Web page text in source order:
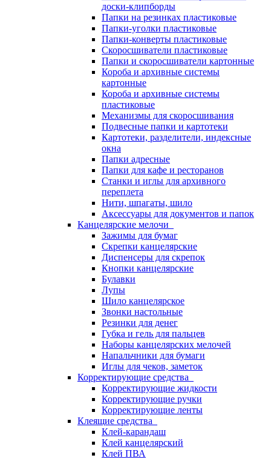
доски-клипборды
Папки на резинках пластиковые
Папки-уголки пластиковые
Папки-конверты пластиковые
Скоросшиватели пластиковые
Папки и скоросшиватели картонные
Короба и архивные системы
картонные
Короба и архивные системы
пластиковые
Механизмы для скоросшивания
Подвесные папки и картотеки
Картотеки, разделители, индексные
окна
Папки адресные
Папки для кафе и ресторанов
Станки и иглы для архивного
переплета
Нити, шпагаты, шило
Аксессуары для документов и папок
Канцелярские мелочи
Зажимы для бумаг
Скрепки канцелярские
Диспенсеры для скрепок
Кнопки канцелярские
Булавки
Лупы
Шило канцелярское
Звонки настольные
Резинки для денег
Губка и гель для пальцев
Наборы канцелярских мелочей
Напальчники для бумаги
Иглы для чеков, заметок
Корректирующие средства
Корректирующие жидкости
Корректирующие ручки
Корректирующие ленты
Клеящие средства
Клей-карандаш
Клей канцелярский
Клей ПВА